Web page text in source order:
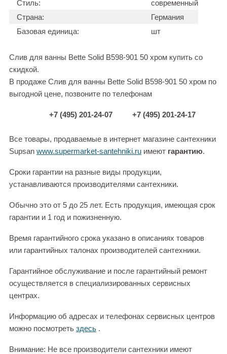
Стиль:
современный
Страна:
Германия
Базовая единица:
шт
Слив для ванны Bette Solid B598-901 50 хром купить со
скидкой.
В продаже Слив для ванны Bette Solid B598-901 50 хром по
выгодной цене, позвоните по телефонам
+7 (495) 201-24-07 +7 (495) 201-24-17
Все товары, продаваемые в интернет магазине сантехники
Supsan www.supermarket-santehniki.ru имеют гарантию.
Сроки гарантии на разные виды продукции,
устанавливаются производителями сантехники.
Обычно это от 5 до 25 лет. Есть продукция, имеющая срок
гарантии и 1 год и пожизненную.
Время гарантийного срока указано в описаниях товаров
или гарантийных талонах производителей сантехники.
Гарантийное обслуживание и после гарантийный ремонт
осуществляется в специализированных сервисных
центрах.
Информацию об адресах и телефонах сервисных центров
можно посмотреть здесь .
Внимание: Не все производители сантехники имеют